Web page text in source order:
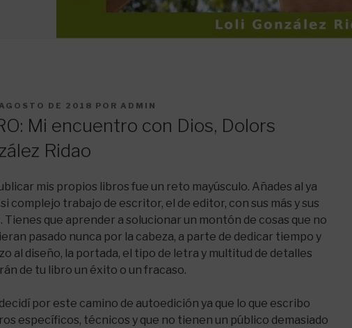
DE 2018 POR ADMIN
Mi encuentro con Dios, Dolors
Ridao
mis propios libros fue un reto mayúsculo. Añades al ya
complejo trabajo de escritor, el de editor, con sus más y sus
Tienes que aprender a solucionar un montón de cosas que no
pasado nunca por la cabeza, a parte de dedicar tiempo y
al diseño, la portada, el tipo de letra y multitud de detalles
de tu libro un éxito o un fracaso.
por este camino de autoedición ya que lo que escribo
específicos, técnicos y que no tienen un público demasiado